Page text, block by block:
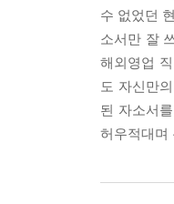
수 없었던
소서만 잘
해외영업
도 자신만
된 자소서
허우적대며